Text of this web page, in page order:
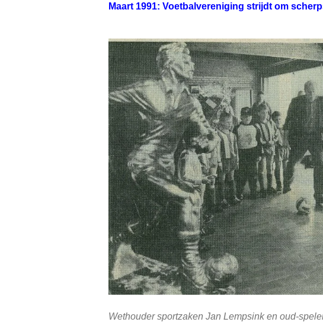
Maart 1991: Voetbalvereniging strijdt om
Wethouder sportzaken Jan Lempsink en oud-